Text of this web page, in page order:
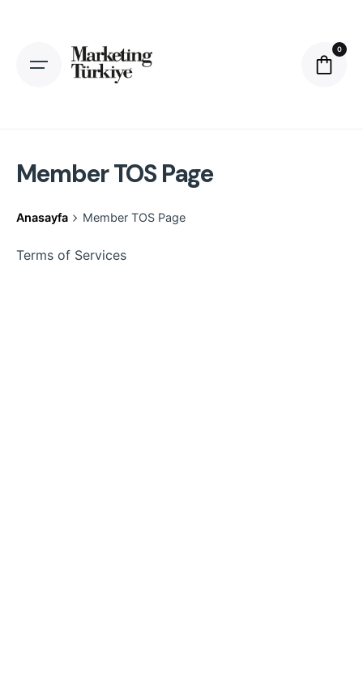
0
Member TOS Page
Anasayfa Member TOS Page
Terms of Services